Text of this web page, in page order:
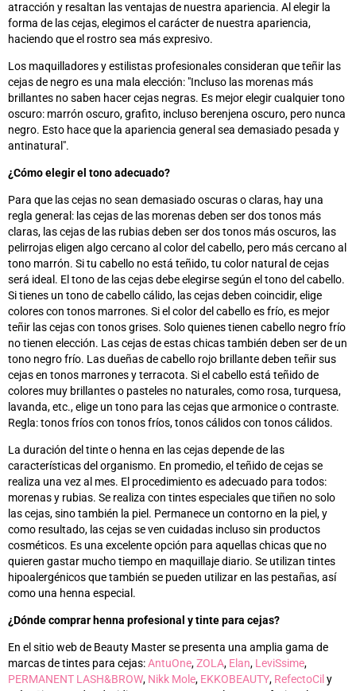
atracción y resaltan las ventajas de nuestra apariencia. Al elegir la
forma de las cejas, elegimos el carácter de nuestra apariencia,
haciendo que el rostro sea más expresivo.
Los maquilladores y estilistas profesionales consideran que teñir las
cejas de negroes una mala elección: "Incluso las morenas más
brillantes no saben hacer cejas negras. Es mejor elegir cualquier tono
oscuro: marrón oscuro, grafito, incluso berenjena oscuro, pero nunca
negro. Esto hace que la apariencia general sea demasiado pesada y
antinatural ".
¿Cómo elegir el tono adecuado?
Para que las cejas no sean demasiado oscuras o claras, hay una
regla general: las cejas de las morenas deben ser dos tonos más
claras, las cejas de las rubias deben ser dos tonos más oscuros, las
pelirrojas eligen algo cercano al color del cabello, pero más cercano al
tono marrón. Si tu cabello no está teñido, tu color natural de cejas
será ideal. El tono de las cejas debe elegirse según el tono del cabello.
Si tienes un tono de cabello cálido, las cejas deben coincidir, elige
colores con tonos marrones. Si el color del cabello es frío, es mejor
teñir las cejas con tonos grises. Solo quienes tienen cabello negro frío
no tienen elección. Las cejas de estas chicas también deben ser de un
tono negro frío. Las dueñas de cabello rojo brillante deben teñir sus
cejas en tonos marrones y terracota. Si el cabello está teñido de
colores muy brillantes o pasteles no naturales, como rosa, turquesa,
lavanda, etc., elige un tono para las cejas que armonice o contraste.
Regla: tonos fríos con tonos fríos, tonos cálidos con tonos cálidos.
La duración del tinte o henna en las cejas depende de las
características del organismo. En promedio, el teñido de cejas se
realiza una vez al mes. El procedimiento es adecuado para todos:
morenas y rubias. Se realiza con tintes especiales que tiñen no solo
las cejas, sino también la piel. Permanece un contorno en la piel, y
como resultado, las cejas se ven cuidadas incluso sin productos
cosméticos. Es una excelente opción para aquellas chicas que no
quieren gastar mucho tiempo en maquillaje diario. Se utilizan tintes
hipoalergénicos que también se pueden utilizar en las pestañas, así
como una henna especial.
¿Dónde comprar henna profesional y tinte para cejas?
En el sitio web de Beauty Master se presenta una amplia gama de
marcas de tintes para cejas:AntuOne,ZOLA, Elan, LeviSsime,
PERMANENT LASH&BROW, Nikk Mole, EKKOBEAUTY, RefectoCil y